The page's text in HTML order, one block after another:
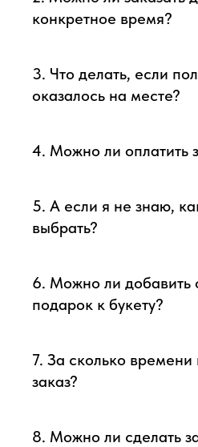
конкретное время?
3. Что делать, если
оказалось на месте?
4. Можно ли оплатить
5. А если я не знаю,
выбрать?
6. Можно ли добавить
подарок к букету?
7. За сколько времени
заказ?
8. Можно ли сделать